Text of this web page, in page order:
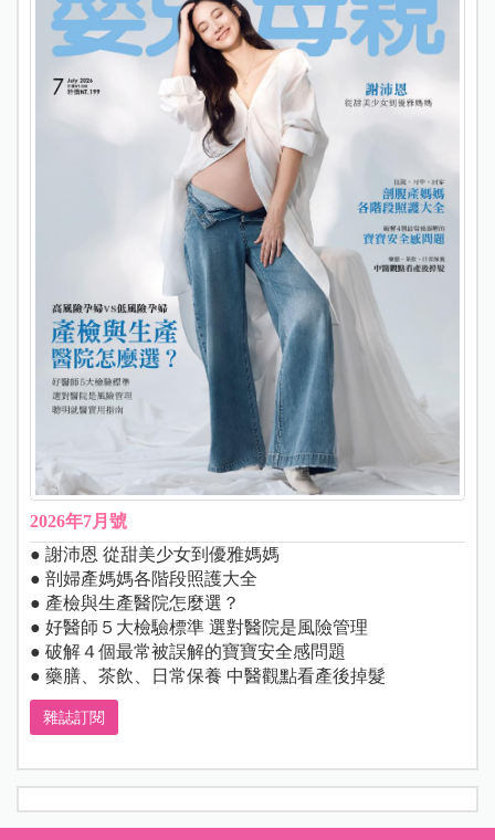
2026年7月號
● 謝沛恩 從甜美少女到優雅媽媽
● 剖婦產媽媽各階段照護大全
● 產檢與生產醫院怎麼選？
● 好醫師５大檢驗標準 選對醫院是風險管理
● 破解４個最常被誤解的寶寶安全感問題
● 藥膳、茶飲、日常保養 中醫觀點看產後掉髮
雜誌訂閱